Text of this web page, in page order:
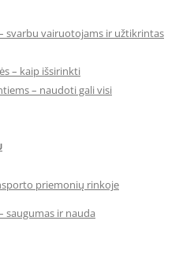
svarbu vairuotojams ir užtikrintas
– kaip išsirinkti
– naudoti gali visi
priemonių rinkoje
saugumas ir nauda